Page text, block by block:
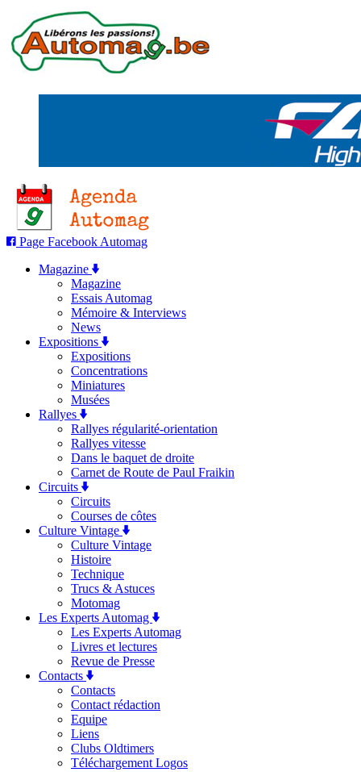
Page Facebook Automag
Magazine
Magazine
Essais Automag
Mémoire & Interviews
News
Expositions
Expositions
Concentrations
Miniatures
Musées
Rallyes
Rallyes régularité-orientation
Rallyes vitesse
Dans le baquet de droite
Carnet de Route de Paul Fraikin
Circuits
Circuits
Courses de côtes
Culture Vintage
Culture Vintage
Histoire
Technique
Trucs & Astuces
Motomag
Les Experts Automag
Les Experts Automag
Livres et lectures
Revue de Presse
Contacts
Contacts
Contact rédaction
Equipe
Liens
Clubs Oldtimers
Téléchargement Logos